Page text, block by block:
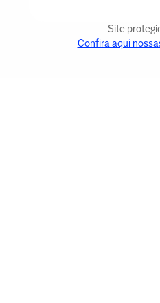
Site
Confira aqui